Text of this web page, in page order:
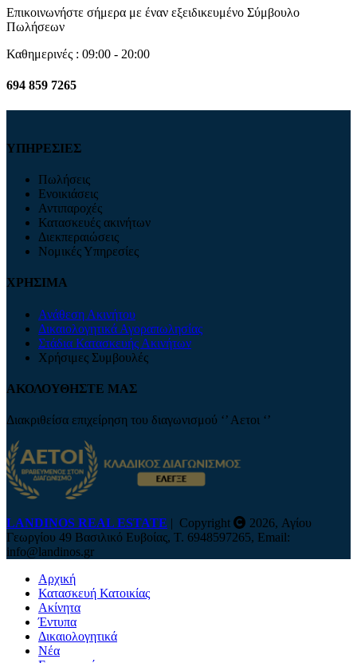
Επικοινωνήστε σήμερα με έναν εξειδικευμένο Σύμβουλο
Πωλήσεων
Καθημερινές : 09:00 - 20:00
694 859 7265
ΥΠΗΡΕΣΙΕΣ
Πωλήσεις
Ενοικιάσεις
Αντιπαροχές
Κατασκευές ακινήτων
Διεκπεραιώσεις
Νομικές Υπηρεσίες
ΧΡΗΣΙΜΑ
Ανάθεση Ακινήτου
Δικαιολογητικά Αγοραπωλησίας
Στάδια Κατασκευής Ακινήτων
Χρήσιμες Συμβουλές
ΑΚΟΛΟΥΘΗΣΤΕ ΜΑΣ
Διακριθείσα επιχείρηση του διαγωνισμού ‘’ Αετοι ‘’
LANDINOS REAL ESTATE | Copyright
2026, Αγίου
Γεωργίου 49 Βασιλικό Ευβοίας, Τ. 6948597265, Email:
info@landinos.gr
Αρχική
Κατασκευή Κατοικίας
Ακίνητα
Έντυπα
Δικαιολογητικά
Νέα